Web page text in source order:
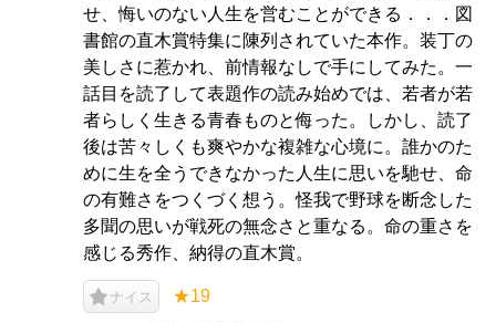
せ、悔いのない人生を営むことができる．．．図
書館の直木賞特集に陳列されていた本作。装丁の
美しさに惹かれ、前情報なしで手にしてみた。一
話目を読了して表題作の読み始めでは、若者が若
者らしく生きる青春ものと侮った。しかし、読了
後は苦々しくも爽やかな複雑な心境に。誰かのた
めに生を全うできなかった人生に思いを馳せ、命
の有難さをつくづく想う。怪我で野球を断念した
多聞の思いが戦死の無念さと重なる。命の重さを
感じる秀作、納得の直木賞。
ナイス ★19